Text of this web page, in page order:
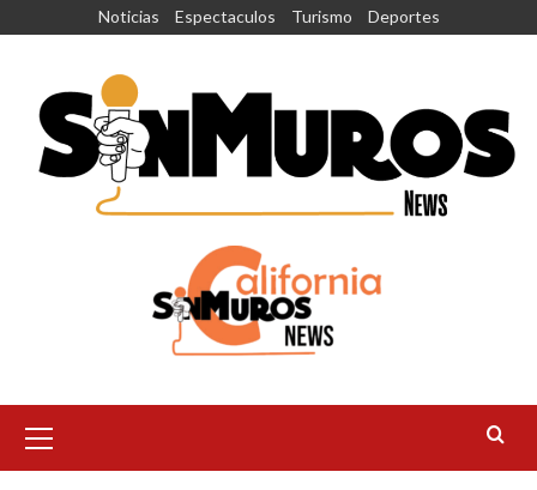
Noticias Espectaculos Turismo Deportes
principal